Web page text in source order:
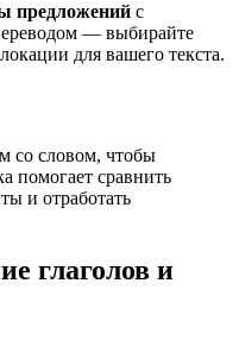
предложений с
— выбирайте
для вашего текста.
со словом, чтобы
помогает сравнить
и отработать
глаголов и